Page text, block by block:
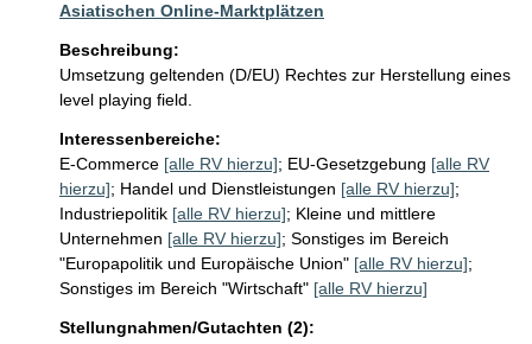
Asiatischen Online-Marktplätzen
Beschreibung:
Umsetzung geltenden (D/EU) Rechtes zur Herstellung eines
level playing field.
Interessenbereiche:
E-Commerce [alle RV hierzu]; EU-Gesetzgebung [alle RV
hierzu]; Handel und Dienstleistungen [alle RV hierzu];
Industriepolitik [alle RV hierzu]; Kleine und mittlere
Unternehmen [alle RV hierzu]; Sonstiges im Bereich
"Europapolitik und Europäische Union" [alle RV hierzu];
Sonstiges im Bereich "Wirtschaft" [alle RV hierzu]
Stellungnahmen/Gutachten (2):